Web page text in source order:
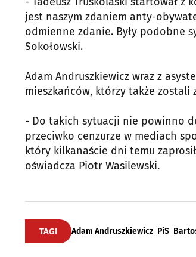
jest naszym zdaniem anty-
odmienne zdanie. Były podobne
Sokołowski.
Adam Andruszkiewicz wraz z
mieszkańców, którzy także zostali
- Do takich sytuacji nie powinno
przeciwko cenzurze w mediach
który kilkanaście dni temu
oświadcza Piotr Wasilewski.
TAGI Adam Andruszkiewicz PiS